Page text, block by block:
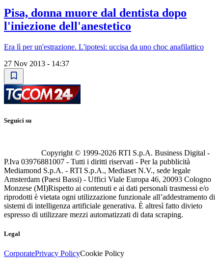
Pisa, donna muore dal dentista dopo
l'iniezione dell'anestetico
Era lì per un'estrazione. L'ipotesi: uccisa da uno choc anafilattico
27 Nov 2013 - 14:37
Seguici su
Copyright © 1999-2026 RTI S.p.A. Business Digital -
P.Iva 03976881007 - Tutti i diritti riservati - Per la pubblicità
Mediamond S.p.A. - RTI S.p.A., Mediaset N.V., sede legale
Amsterdam (Paesi Bassi) - Uffici Viale Europa 46, 20093 Cologno
Monzese (MI)Rispetto ai contenuti e ai dati personali trasmessi e/o
riprodotti è vietata ogni utilizzazione funzionale all’addestramento di
sistemi di intelligenza artificiale generativa. È altresì fatto divieto
espresso di utilizzare mezzi automatizzati di data scraping.
Legal
CorporatePrivacy PolicyCookie Policy